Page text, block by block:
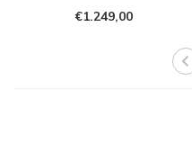
€1.249,00